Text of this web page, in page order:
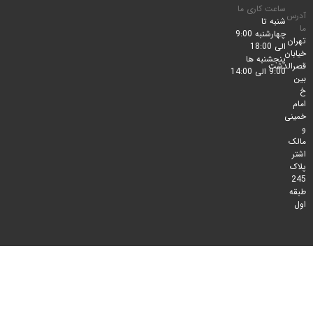
ساعت کاری ما
شنبه تا
چهارشنبه 9:00
الی 18:00
پنجشنبه ها
9:00 الی 14:00